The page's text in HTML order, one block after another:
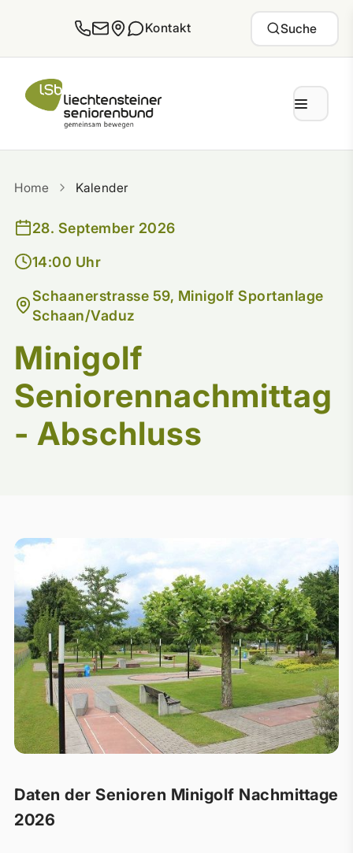
Kontakt Suche
Home Kalender
28. September 2026
14:00 Uhr
Schaanerstrasse 59, Minigolf Sportanlage
Schaan/Vaduz
Minigolf
Seniorennachmittag
- Abschluss
Daten der Senioren Minigolf Nachmittage
2026